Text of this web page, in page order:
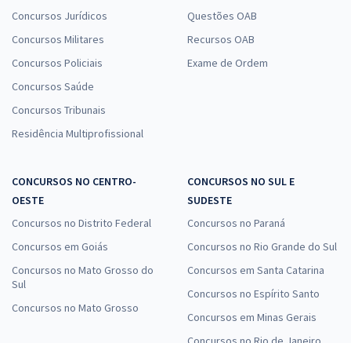
Concursos Jurídicos
Concursos Militares
Concursos Policiais
Concursos Saúde
Concursos Tribunais
Residência Multiprofissional
Questões OAB
Recursos OAB
Exame de Ordem
CONCURSOS NO CENTRO-
OESTE
Concursos no Distrito Federal
Concursos em Goiás
Concursos no Mato Grosso do
Sul
Concursos no Mato Grosso
CONCURSOS NO SUL E
SUDESTE
Concursos no Paraná
Concursos no Rio Grande do Sul
Concursos em Santa Catarina
Concursos no Espírito Santo
Concursos em Minas Gerais